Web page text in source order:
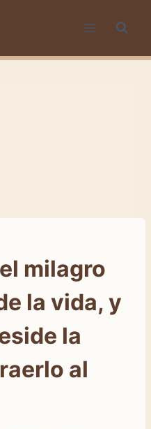
milagro
la vida, y
la
al